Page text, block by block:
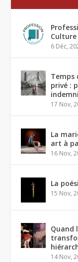
Culture
6 Déc,
Temps
privé :
17 Nov,
La
art à
16 Nov,
La
15 Nov,
Quand
14 Nov,